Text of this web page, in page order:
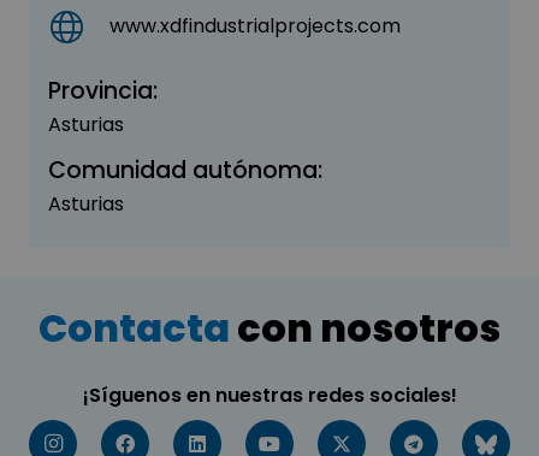
www.xdfindustrialprojects.com
Provincia:
Asturias
Comunidad autónoma:
Asturias
Contactacon nosotros
¡Síguenos en nuestras redes sociales!